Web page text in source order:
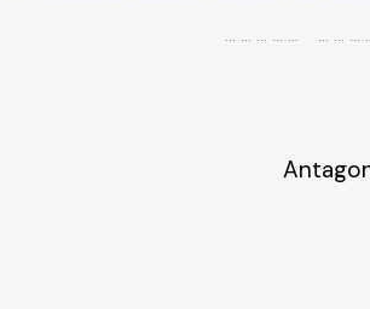
… … … … … … … …